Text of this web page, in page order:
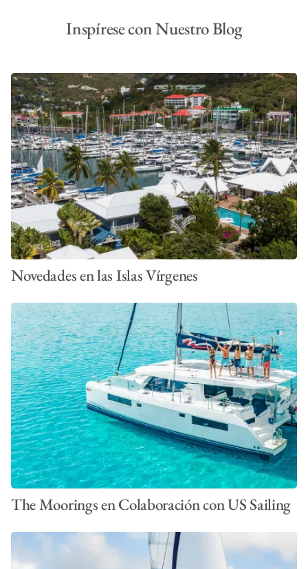
Inspírese con Nuestro Blog
Novedades en las Islas Vírgenes
The Moorings en Colaboración con US Sailing